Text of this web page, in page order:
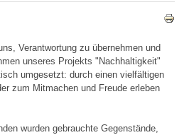
Verantwortung zu übernehmen und
unseres Projekts "Nachhaltigkeit"
umgesetzt: durch einen vielfältigen
zum Mitmachen und Freude erleben
wurden gebrauchte Gegenstände,